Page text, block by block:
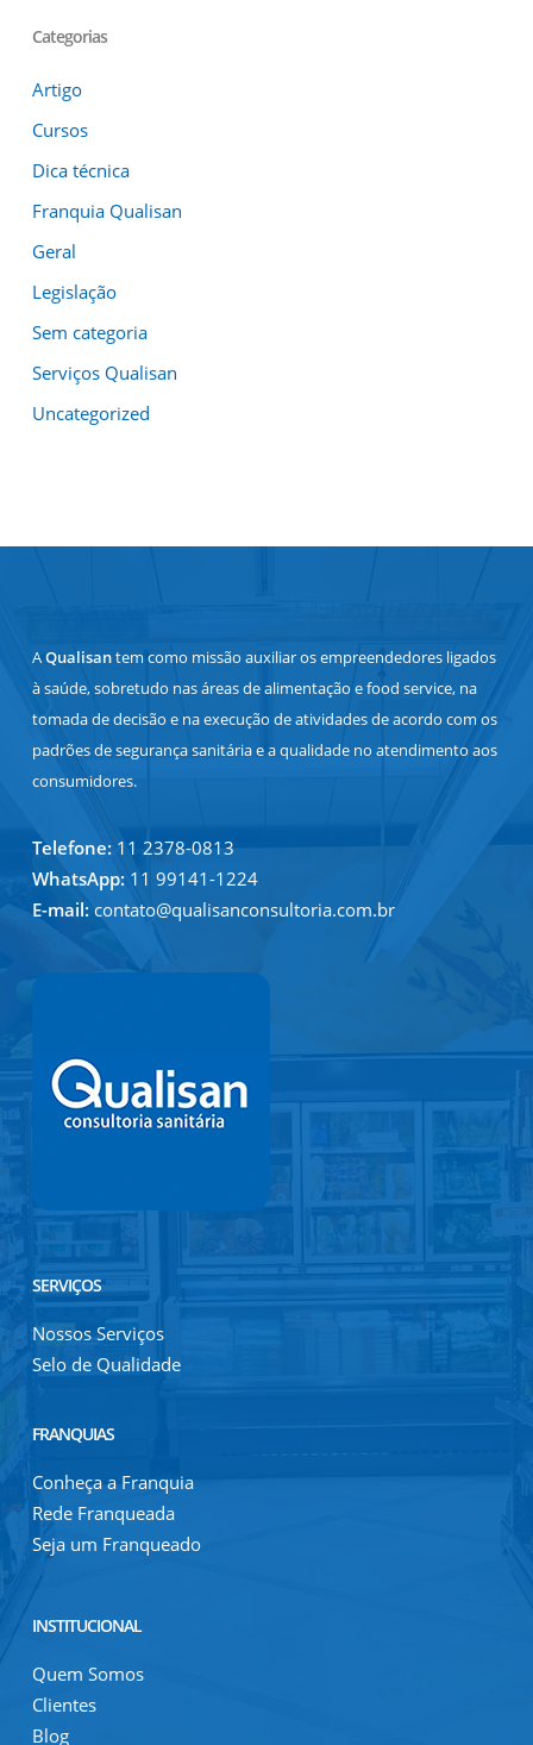
Categorias
Artigo
Cursos
Dica técnica
Franquia Qualisan
Geral
Legislação
Sem categoria
Serviços Qualisan
Uncategorized
AQualisantem como missão auxiliar os empreendedores ligados
à saúde, sobretudo nas áreas de alimentação e food service, na
tomada de decisão e na execução de atividades de acordo com os
padrões de segurança sanitária e a qualidade no atendimento aos
consumidores.
Telefone:11 2378-0813
WhatsApp:11 99141-1224
E-mail: contato@qualisanconsultoria.com.br
SERVIÇOS
Nossos Serviços
Selo de Qualidade
FRANQUIAS
Conheça a Franquia
Rede Franqueada
Seja um Franqueado
INSTITUCIONAL
Quem Somos
Clientes
Blog